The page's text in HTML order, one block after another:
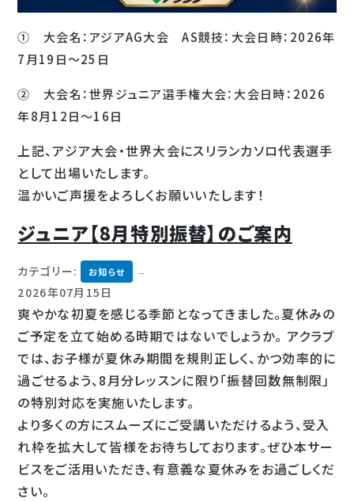
① 大会名：アジアAG大会 AS競技：大会日時：2026年
7月19日～25日
② 大会名：世界ジュニア選手権大会：大会日時：2026
年8月12日～16日
上記、アジア大会・世界大会にスリランカソロ代表選手
として出場いたします。
温かいご声援をよろしくお願いいたします！
ジュニア【8月特別振替】のご案内
カテゴリー: お知らせ
2026年07月15日
爽やかな初夏を感じる季節となってきました。夏休みの
ご予定を立て始める時期ではないでしょうか。 アクラブ
では、お子様が夏休み期間を規則正しく、かつ効率的に
過ごせるよう、8月分レッスンに限り「振替回数無制限」
の特別対応を実施いたします。
より多くの方にスムーズにご受講いただけるよう、受入
れ枠を拡大して皆様をお待ちしております。ぜひ本サー
ビスをご活用いただき、有意義な夏休みをお過ごしくだ
さい。